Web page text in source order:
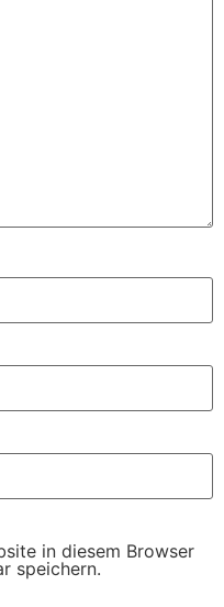
in diesem Browser
speichern.